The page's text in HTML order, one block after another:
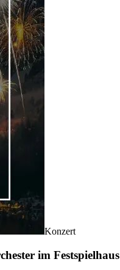
Konzert
im Festspielhaus